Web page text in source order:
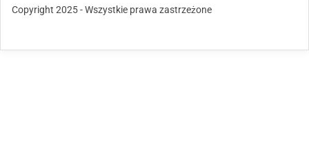
Copyright 2025 - Wszystkie prawa zastrzeżone